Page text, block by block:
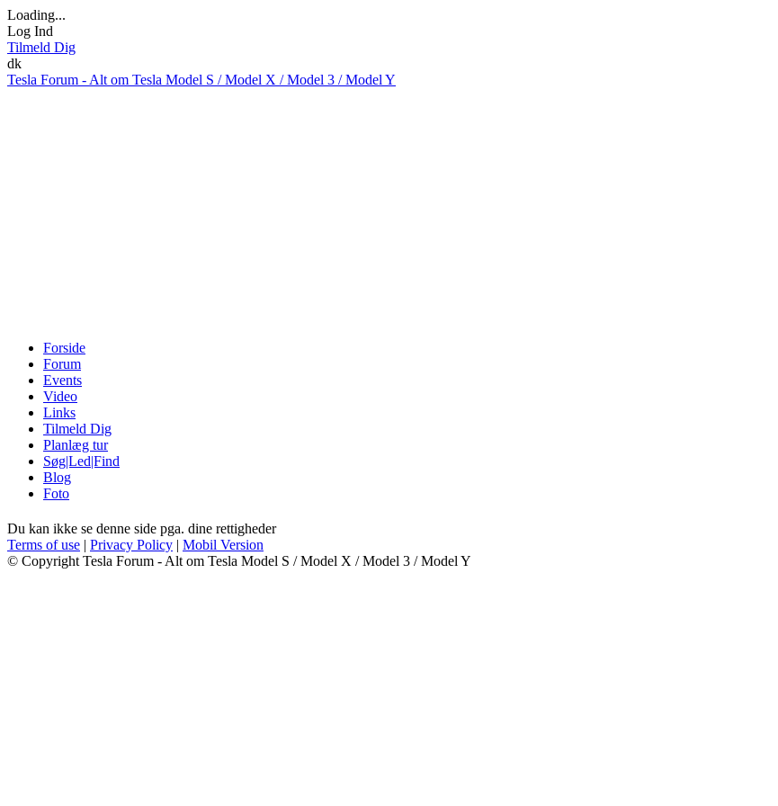
Loading...
Log Ind
Tilmeld Dig
dk
Tesla Forum - Alt om Tesla Model S / Model X / Model 3 / Model Y
Forside
Forum
Events
Video
Links
Tilmeld Dig
Planlæg tur
Søg|Led|Find
Blog
Foto
Du kan ikke se denne side pga. dine rettigheder
Terms of use | Privacy Policy | Mobil Version
© Copyright Tesla Forum - Alt om Tesla Model S / Model X / Model 3 / Model Y